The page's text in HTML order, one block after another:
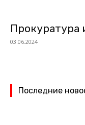
03.06.2024
Последние